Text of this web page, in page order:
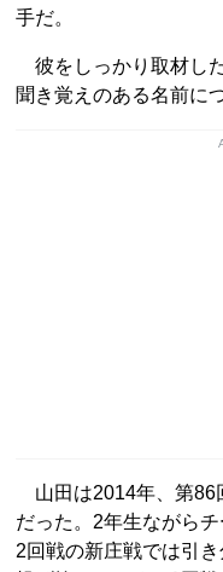
手だ。
彼をしっかり取材し
聞き覚えのある名前に
山田は2014年、第86
だった。2年生ながら
2回戦の新庄戦では引